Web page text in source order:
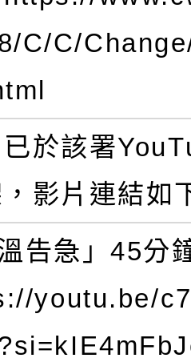
C/C/
於該署
，影片連結如
溫告急」45分
youtu.be/